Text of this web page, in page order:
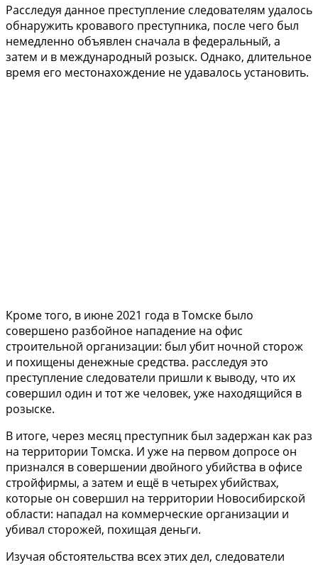
Расследуя данное преступление следователям удалось
обнаружить кровавого преступника, после чего был
немедленно объявлен сначала в федеральный, а
затем и в международный розыск. Однако, длительное
время его местонахождение не удавалось установить.
Кроме того, в июне 2021 года в Томске было
совершено разбойное нападение на офис
строительной организации: был убит ночной сторож
и похищены денежные средства. расследуя это
преступление следователи пришли к выводу, что их
совершил один и тот же человек, уже находящийся в
розыске.
В итоге, через месяц преступник был задержан как раз
на территории Томска. И уже на первом допросе он
признался в совершении двойного убийства в офисе
стройфирмы, а затем и ещё в четырех убийствах,
которые он совершил на территории Новосибирской
области: нападал на коммерческие организации и
убивал сторожей, похищая деньги.
Изучая обстоятельства всех этих дел, следователи